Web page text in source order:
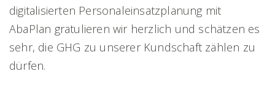
digitalisierten Personaleinsatzplanung mit
AbaPlan gratulieren wir herzlich und schätzen es
sehr, die GHG zu unserer Kundschaft zählen zu
dürfen.